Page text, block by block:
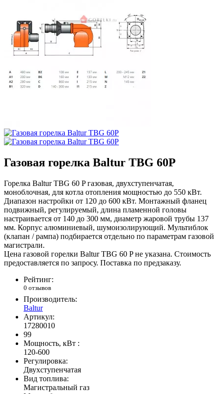
Газовая горелка Baltur TBG 60P
Горелка Baltur TBG 60 P газовая, двухступенчатая,
моноблочная, для котла отопления мощностью до 550 кВт.
Диапазон настройки от 120 до 600 кВт. Монтажный фланец
подвижный, регулируемый, длина пламенной головы
настраивается от 140 до 300 мм, диаметр жаровой трубы 137
мм. Корпус алюминиевый, шумоизолирующий. Мультиблок
(клапан / рампа) подбирается отдельно по параметрам газовой
магистрали.
Цена газовой горелки Baltur TBG 60 P не указана. Стоимость
предоставляется по запросу. Поставка по предзаказу.
Рейтинг:
0 отзывов
Производитель:
Baltur
Артикул:
17280010
99
Мощность, кВт :
120-600
Регулировка:
Двухступенчатая
Вид топлива:
Магистральный газ